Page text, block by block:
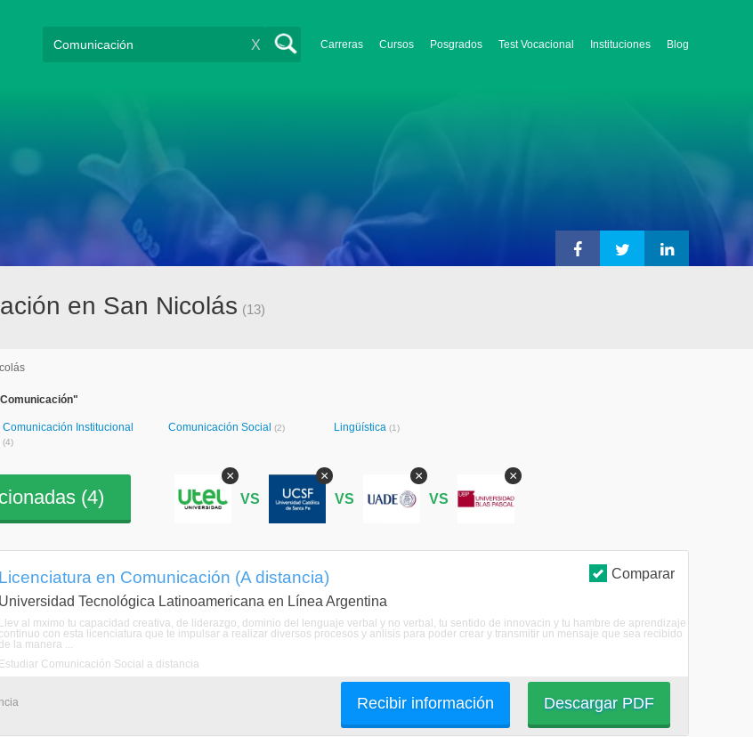
Carreras Cursos Posgrados Test Vocacional Instituciones Blog
X
en San Nicolás (13)
Comunicación Institucional
(4)
Comunicación Social (2) Lingüística (1)
(4)
×
VS
×
VS
×
VS
×
Comparar
Licenciatura en Comunicación (A distancia)
Universidad Tecnológica Latinoamericana en Línea Argentina
Llev al mximo tu capacidad creativa, de liderazgo, dominio del lenguaje verbal y no verbal, tu sentido de innovacin y tu hambre de aprendizaje
continuo con esta licenciatura que te impulsar a realizar diversos procesos y anlisis para poder crear y transmitir un mensaje que sea recibido
de la manera ...
Estudiar Comunicación Social a distancia
Descargar PDF
Recibir información